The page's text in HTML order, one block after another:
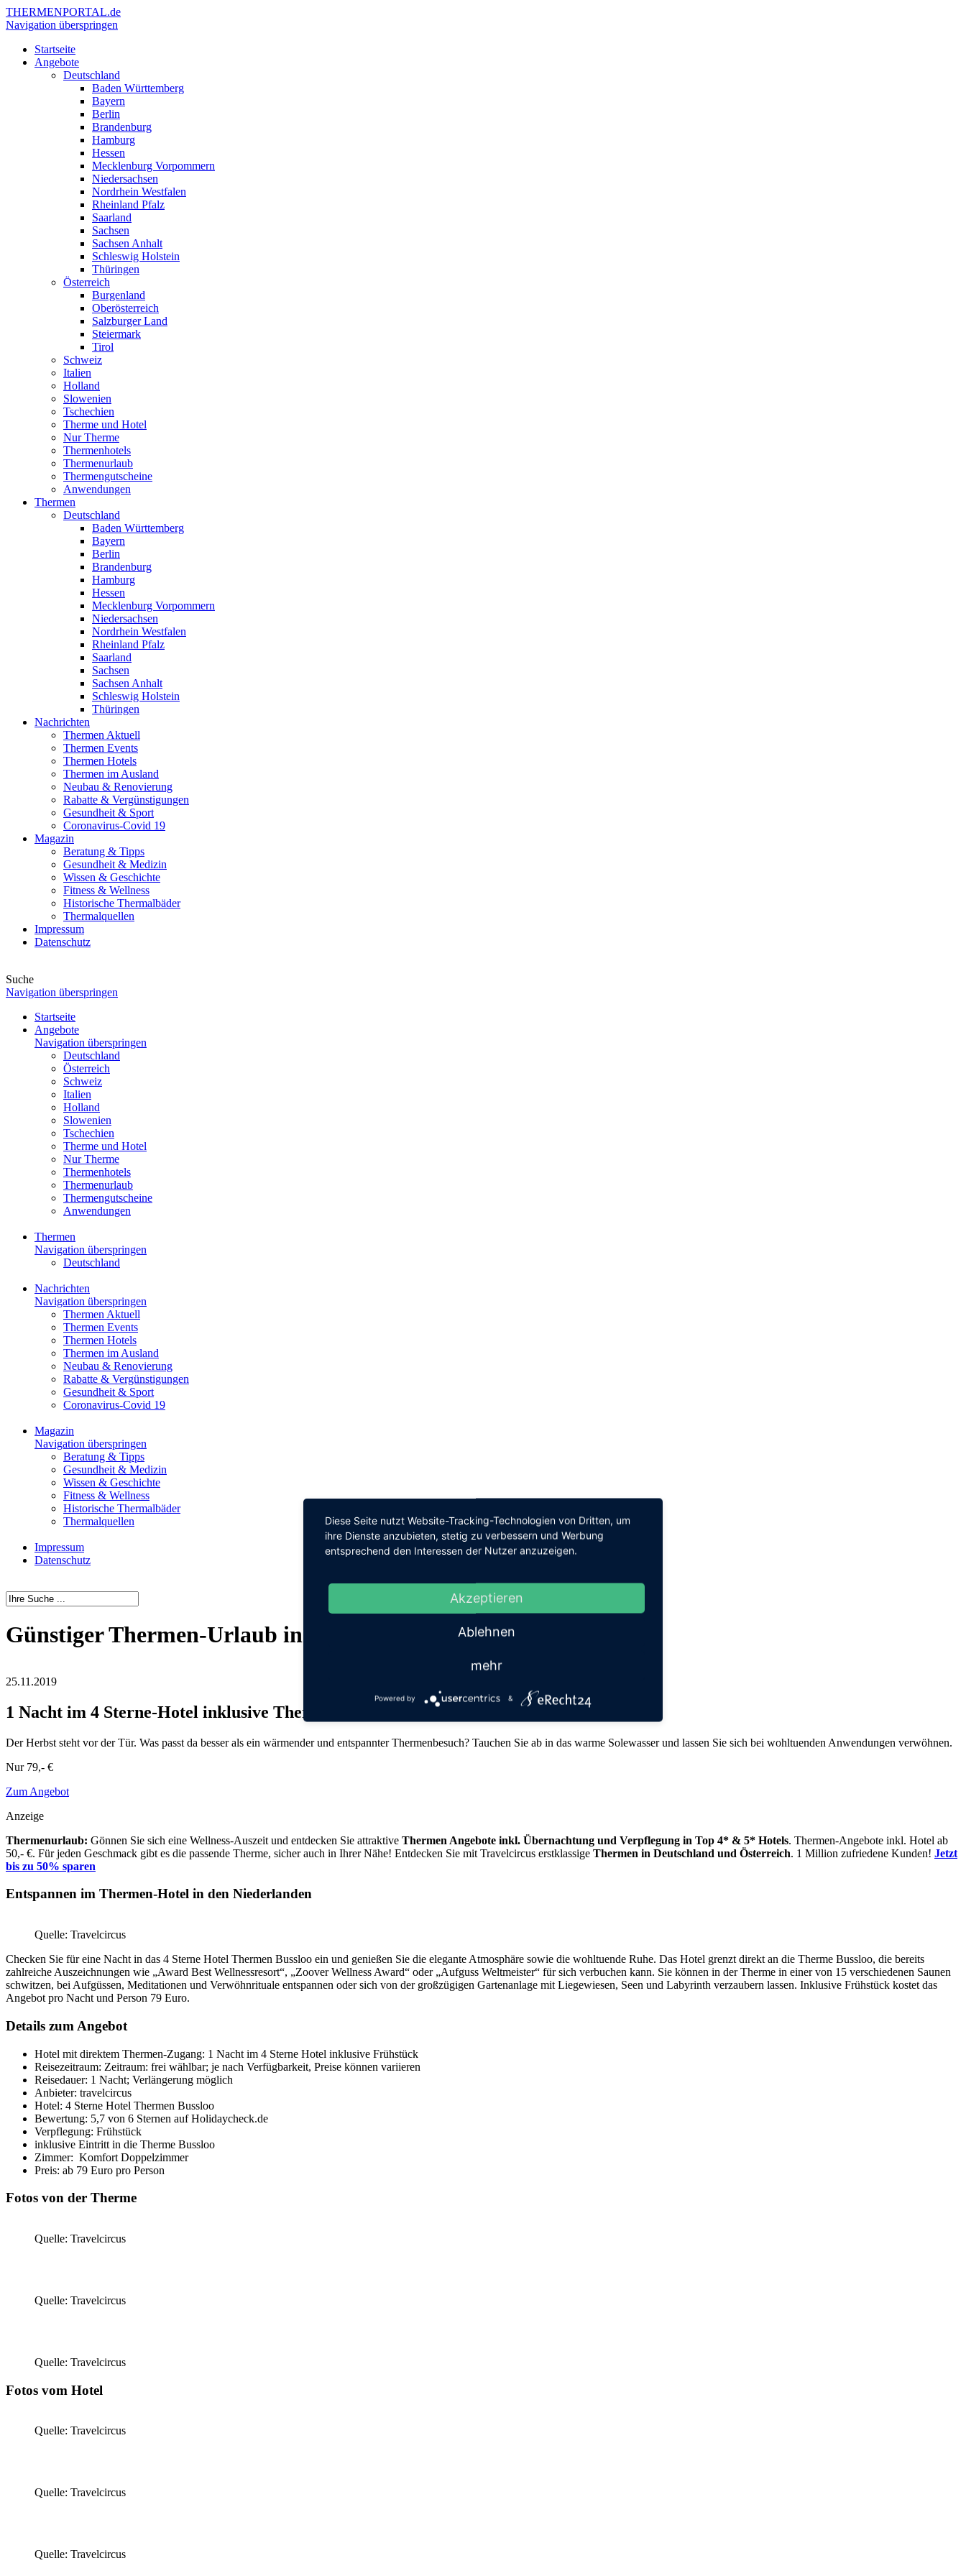
THERMENPORTAL.de
Navigation überspringen
Startseite
Angebote
Deutschland
Baden Württemberg
Bayern
Berlin
Brandenburg
Hamburg
Hessen
Mecklenburg Vorpommern
Niedersachsen
Nordrhein Westfalen
Rheinland Pfalz
Saarland
Sachsen
Sachsen Anhalt
Schleswig Holstein
Thüringen
Österreich
Burgenland
Oberösterreich
Salzburger Land
Steiermark
Tirol
Schweiz
Italien
Holland
Slowenien
Tschechien
Therme und Hotel
Nur Therme
Thermenhotels
Thermenurlaub
Thermengutscheine
Anwendungen
Thermen
Deutschland
Baden Württemberg
Bayern
Berlin
Brandenburg
Hamburg
Hessen
Mecklenburg Vorpommern
Niedersachsen
Nordrhein Westfalen
Rheinland Pfalz
Saarland
Sachsen
Sachsen Anhalt
Schleswig Holstein
Thüringen
Nachrichten
Thermen Aktuell
Thermen Events
Thermen Hotels
Thermen im Ausland
Neubau & Renovierung
Rabatte & Vergünstigungen
Gesundheit & Sport
Coronavirus-Covid 19
Magazin
Beratung & Tipps
Gesundheit & Medizin
Wissen & Geschichte
Fitness & Wellness
Historische Thermalbäder
Thermalquellen
Impressum
Datenschutz
Suche
Navigation überspringen
Startseite
Angebote
Navigation überspringen
Deutschland
Österreich
Schweiz
Italien
Holland
Slowenien
Tschechien
Therme und Hotel
Nur Therme
Thermenhotels
Thermenurlaub
Thermengutscheine
Anwendungen
Thermen
Navigation überspringen
Deutschland
Nachrichten
Navigation überspringen
Thermen Aktuell
Thermen Events
Thermen Hotels
Thermen im Ausland
Neubau & Renovierung
Rabatte & Vergünstigungen
Gesundheit & Sport
Coronavirus-Covid 19
Magazin
Navigation überspringen
Beratung & Tipps
Gesundheit & Medizin
Wissen & Geschichte
Fitness & Wellness
Historische Thermalbäder
Thermalquellen
Impressum
Datenschutz
Günstiger Thermen-Urlaub in der Therme Bussloo in Holland
25.11.2019
1 Nacht im 4 Sterne-Hotel inklusive Thermenzugang und Frühstück
Der Herbst steht vor der Tür. Was passt da besser als ein wärmender und entspannter Thermenbesuch? Tauchen Sie ab in das warme Solewasser und lassen Sie sich bei wohltuenden Anwendungen verwöhnen.
Nur 79,- €
Zum Angebot
Anzeige
Thermenurlaub: Gönnen Sie sich eine Wellness-Auszeit und entdecken Sie attraktive Thermen Angebote inkl. Übernachtung und Verpflegung in Top 4* & 5* Hotels. Thermen-Angebote inkl. Hotel ab
50,- €. Für jeden Geschmack gibt es die passende Therme, sicher auch in Ihrer Nähe! Entdecken Sie mit Travelcircus erstklassige Thermen in Deutschland und Österreich. 1 Million zufriedene Kunden! Jetzt
bis zu 50% sparen
Entspannen im Thermen-Hotel in den Niederlanden
Quelle: Travelcircus
Checken Sie für eine Nacht in das 4 Sterne Hotel Thermen Bussloo ein und genießen Sie die elegante Atmosphäre sowie die wohltuende Ruhe. Das Hotel grenzt direkt an die Therme Bussloo, die bereits
zahlreiche Auszeichnungen wie „Award Best Wellnessresort“, „Zoover Wellness Award“ oder „Aufguss Weltmeister“ für sich verbuchen kann. Sie können in der Therme in einer von 15 verschiedenen Saunen
schwitzen, bei Aufgüssen, Meditationen und Verwöhnrituale entspannen oder sich von der großzügigen Gartenanlage mit Liegewiesen, Seen und Labyrinth verzaubern lassen. Inklusive Frühstück kostet das
Angebot pro Nacht und Person 79 Euro.
Details zum Angebot
Hotel mit direktem Thermen-Zugang: 1 Nacht im 4 Sterne Hotel inklusive Frühstück
Reisezeitraum: Zeitraum: frei wählbar; je nach Verfügbarkeit, Preise können variieren
Reisedauer: 1 Nacht; Verlängerung möglich
Anbieter: travelcircus
Hotel: 4 Sterne Hotel Thermen Bussloo
Bewertung: 5,7 von 6 Sternen auf Holidaycheck.de
Verpflegung: Frühstück
inklusive Eintritt in die Therme Bussloo
Zimmer: Komfort Doppelzimmer
Preis: ab 79 Euro pro Person
Fotos von der Therme
Quelle: Travelcircus
Quelle: Travelcircus
Quelle: Travelcircus
Fotos vom Hotel
Quelle: Travelcircus
Quelle: Travelcircus
Quelle: Travelcircus
Diese Seite nutzt Website-Tracking-Technologien von Dritten, um
ihre Dienste anzubieten, stetig zu verbessern und Werbung
entsprechend den Interessen der Nutzer anzuzeigen.
Akzeptieren
Ablehnen
mehr
Powered by &